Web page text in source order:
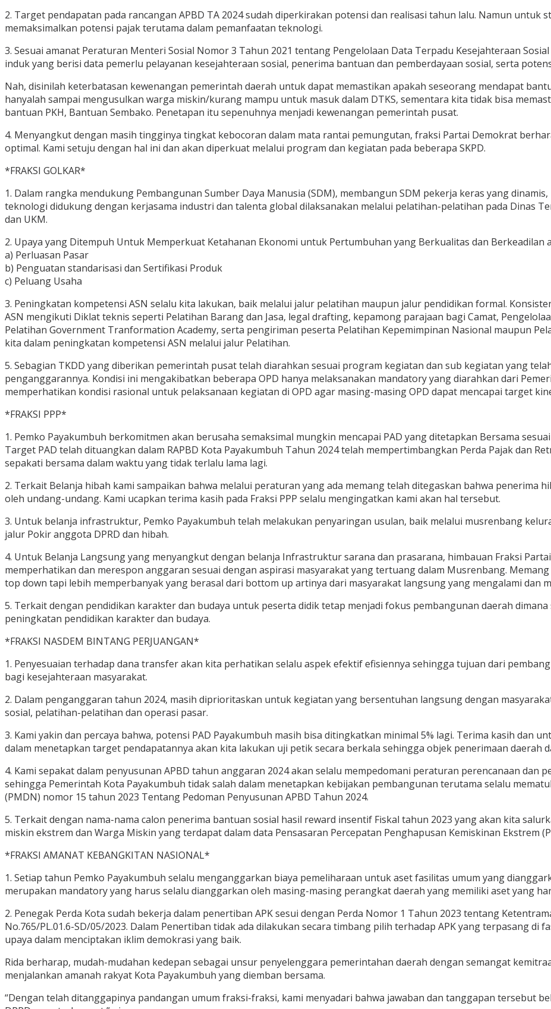
2. Target pendapatan pada rancangan APBD TA 2024 sudah diperkirakan potensi dan realisasi tahun lalu. Namun untuk
memaksimalkan potensi pajak terutama dalam pemanfaatan teknologi.
3. Sesuai amanat Peraturan Menteri Sosial Nomor 3 Tahun 2021 tentang Pengelolaan Data Terpadu Kesejahteraan
induk yang berisi data pemerlu pelayanan kesejahteraan sosial, penerima bantuan dan pemberdayaan sosial, serta
Nah, disinilah keterbatasan kewenangan pemerintah daerah untuk dapat memastikan apakah seseorang mendapat
hanyalah sampai mengusulkan warga miskin/kurang mampu untuk masuk dalam DTKS, sementara kita tidak bisa
bantuan PKH, Bantuan Sembako. Penetapan itu sepenuhnya menjadi kewenangan pemerintah pusat.
4. Menyangkut dengan masih tingginya tingkat kebocoran dalam mata rantai pemungutan, fraksi Partai Demokrat
optimal. Kami setuju dengan hal ini dan akan diperkuat melalui program dan kegiatan pada beberapa SKPD.
*FRAKSI GOLKAR*
1. Dalam rangka mendukung Pembangunan Sumber Daya Manusia (SDM), membangun SDM pekerja keras yang
teknologi didukung dengan kerjasama industri dan talenta global dilaksanakan melalui pelatihan-pelatihan pada Dinas
dan UKM.
2. Upaya yang Ditempuh Untuk Memperkuat Ketahanan Ekonomi untuk Pertumbuhan yang Berkualitas dan Berkeadilan
a) Perluasan Pasar
b) Penguatan standarisasi dan Sertifikasi Produk
c) Peluang Usaha
3. Peningkatan kompetensi ASN selalu kita lakukan, baik melalui jalur pelatihan maupun jalur pendidikan formal.
ASN mengikuti Diklat teknis seperti Pelatihan Barang dan Jasa, legal drafting, kepamong parajaan bagi Camat,
Pelatihan Government Tranformation Academy, serta pengiriman peserta Pelatihan Kepemimpinan Nasional maupun
kita dalam peningkatan kompetensi ASN melalui jalur Pelatihan.
5. Sebagian TKDD yang diberikan pemerintah pusat telah diarahkan sesuai program kegiatan dan sub kegiatan yang
penganggarannya. Kondisi ini mengakibatkan beberapa OPD hanya melaksanakan mandatory yang diarahkan dari
memperhatikan kondisi rasional untuk pelaksanaan kegiatan di OPD agar masing-masing OPD dapat mencapai target
*FRAKSI PPP*
1. Pemko Payakumbuh berkomitmen akan berusaha semaksimal mungkin mencapai PAD yang ditetapkan Bersama
Target PAD telah dituangkan dalam RAPBD Kota Payakumbuh Tahun 2024 telah mempertimbangkan Perda Pajak dan
sepakati bersama dalam waktu yang tidak terlalu lama lagi.
2. Terkait Belanja hibah kami sampaikan bahwa melalui peraturan yang ada memang telah ditegaskan bahwa penerima
oleh undang-undang. Kami ucapkan terima kasih pada Fraksi PPP selalu mengingatkan kami akan hal tersebut.
3. Untuk belanja infrastruktur, Pemko Payakumbuh telah melakukan penyaringan usulan, baik melalui musrenbang
jalur Pokir anggota DPRD dan hibah.
4. Untuk Belanja Langsung yang menyangkut dengan belanja Infrastruktur sarana dan prasarana, himbauan Fraksi
memperhatikan dan merespon anggaran sesuai dengan aspirasi masyarakat yang tertuang dalam Musrenbang.
top down tapi lebih memperbanyak yang berasal dari bottom up artinya dari masyarakat langsung yang mengalami dan
5. Terkait dengan pendidikan karakter dan budaya untuk peserta didik tetap menjadi fokus pembangunan daerah
peningkatan pendidikan karakter dan budaya.
*FRAKSI NASDEM BINTANG PERJUANGAN*
1. Penyesuaian terhadap dana transfer akan kita perhatikan selalu aspek efektif efisiennya sehingga tujuan dari
bagi kesejahteraan masyarakat.
2. Dalam penganggaran tahun 2024, masih diprioritaskan untuk kegiatan yang bersentuhan langsung dengan
sosial, pelatihan-pelatihan dan operasi pasar.
3. Kami yakin dan percaya bahwa, potensi PAD Payakumbuh masih bisa ditingkatkan minimal 5% lagi. Terima kasih dan
dalam menetapkan target pendapatannya akan kita lakukan uji petik secara berkala sehingga objek penerimaan daerah
4. Kami sepakat dalam penyusunan APBD tahun anggaran 2024 akan selalu mempedomani peraturan perencanaan dan
sehingga Pemerintah Kota Payakumbuh tidak salah dalam menetapkan kebijakan pembangunan terutama selalu
(PMDN) nomor 15 tahun 2023 Tentang Pedoman Penyusunan APBD Tahun 2024.
5. Terkait dengan nama-nama calon penerima bantuan sosial hasil reward insentif Fiskal tahun 2023 yang akan kita
miskin ekstrem dan Warga Miskin yang terdapat dalam data Pensasaran Percepatan Penghapusan Kemiskinan Ekstrem
*FRAKSI AMANAT KEBANGKITAN NASIONAL*
1. Setiap tahun Pemko Payakumbuh selalu menganggarkan biaya pemeliharaan untuk aset fasilitas umum yang
merupakan mandatory yang harus selalu dianggarkan oleh masing-masing perangkat daerah yang memiliki aset yang
2. Penegak Perda Kota sudah bekerja dalam penertiban APK sesui dengan Perda Nomor 1 Tahun 2023 tentang
No.765/PL.01.6-SD/05/2023. Dalam Penertiban tidak ada dilakukan secara timbang pilih terhadap APK yang terpasang di
upaya dalam menciptakan iklim demokrasi yang baik.
Rida berharap, mudah-mudahan kedepan sebagai unsur penyelenggara pemerintahan daerah dengan semangat
menjalankan amanah rakyat Kota Payakumbuh yang diemban bersama.
“Dengan telah ditanggapinya pandangan umum fraksi-fraksi, kami menyadari bahwa jawaban dan tanggapan tersebut